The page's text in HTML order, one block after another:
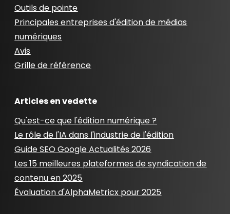
Outils de pointe
Principales entreprises d'édition de médias
numériques
Avis
Grille de référence
Articles en vedette
Qu'est-ce que l'édition numérique ?
Le rôle de l'IA dans l'industrie de l'édition
Guide SEO Google Actualités 2026
Les 15 meilleures plateformes de syndication de
contenu en 2025
Évaluation d'AlphaMetricx pour 2025